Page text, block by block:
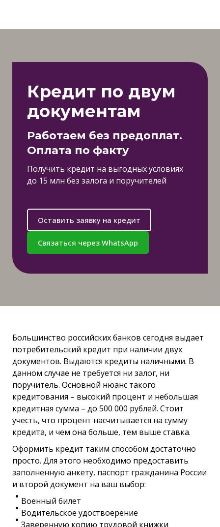
Кредит по двум
документам
Работаем без предоплат.
Оплата по факту
Получить кредит на выгодных условиях
до 15 млн без залога и поручителей
Оставить заявку на кредит
Связаться через WhatsApp
Большинство российских банков сегодня выдает
потребительский кредит при наличии двух
документов. Выдаются кредиты наличными. В
данном случае не требуется ни залог, ни
поручитель. Основной нюанс такого
кредитования – высокий процент и небольшая
кредитная сумма – до 500 000 рублей. Стоит
учесть, что процент насчитывается на сумму
кредита, и чем она больше, тем выше ставка.
Оформить кредит таким способом достаточно
просто. Для этого необходимо предоставить
заполненную анкету, паспорт гражданина России
и второй документ на ваш выбор:
Военный билет
Водительское удоствоерение
Заверенную копию трудовой книжки